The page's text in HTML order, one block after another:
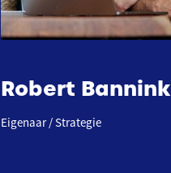
Robert Bannink
Eigenaar / Strategie